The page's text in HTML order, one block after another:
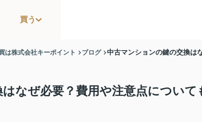
買う
は株式会社キーポイント ブログ 中古マンションの鍵の交換は
なぜ必要？費用や注意点について